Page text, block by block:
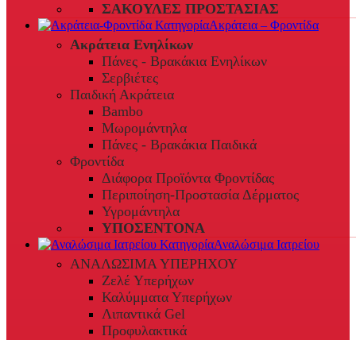
ΣΑΚΟΎΛΕΣ ΠΡΟΣΤΑΣΊΑΣ
Ακράτεια – Φροντίδα
Ακράτεια Ενηλίκων
Πάνες - Βρακάκια Ενηλίκων
Σερβιέτες
Παιδική Ακράτεια
Bambo
Μωρομάντηλα
Πάνες - Βρακάκια Παιδικά
Φροντίδα
Διάφορα Προϊόντα Φροντίδας
Περιποίηση-Προστασία Δέρματος
Υγρομάντηλα
ΥΠΟΣΕΝΤΟΝΑ
Αναλώσιμα Ιατρείου
ΑΝΑΛΩΣΙΜΑ ΥΠΕΡΗΧΟΥ
Ζελέ Υπερήχων
Καλύμματα Υπερήχων
Λιπαντικά Gel
Προφυλακτικά